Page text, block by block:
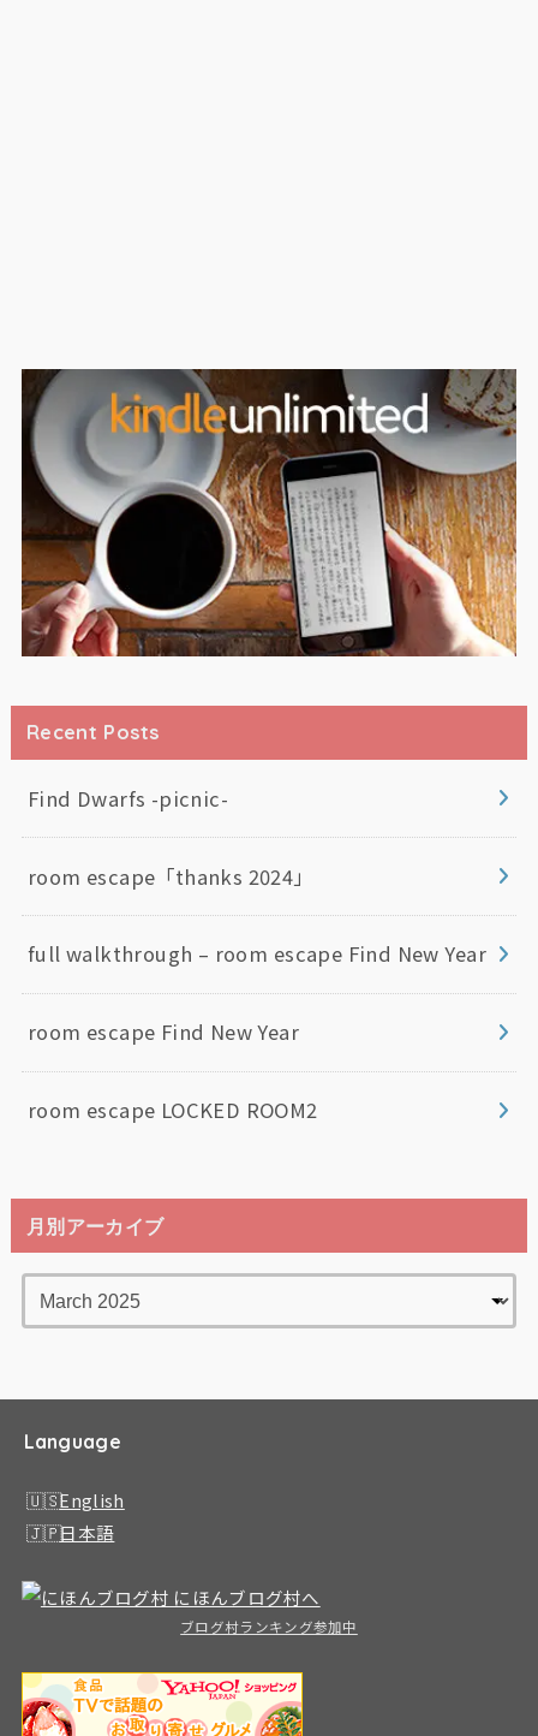
Recent Posts
Find Dwarfs -picnic-
room escape「thanks 2024」
full walkthrough – room escape Find New Year
room escape Find New Year
room escape LOCKED ROOM2
月別アーカイブ
Language
English
日本語
ブログ村ランキング参加中